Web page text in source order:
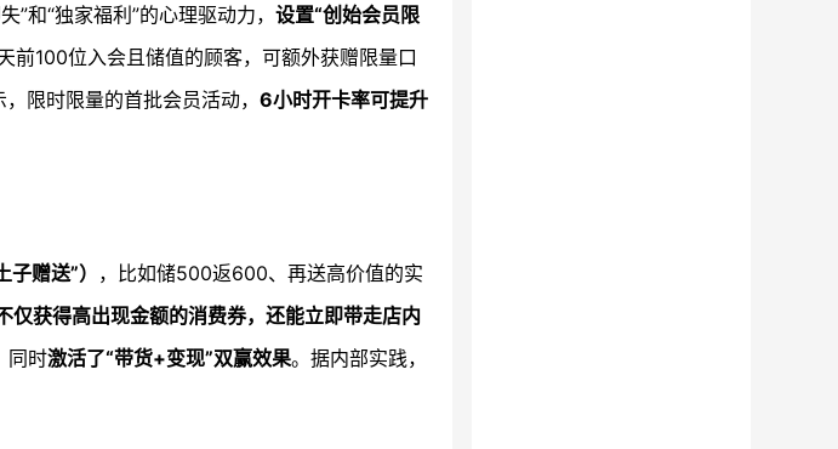
和“独家福利”的心理驱动力， 设置“创始会员限
前100位入会且储值的顾客，可额外获赠限量口
限时限量的首批会员活动， 6小时开卡率可提升
赠送”） ，比如储500返600、再送高价值的实
仅获得高出现金额的消费券，还能立即带走店内
同时激活了“带货+变现”双赢效果。据内部实践，